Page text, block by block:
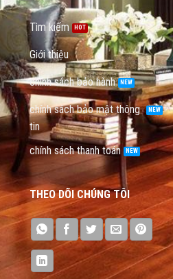
Tìm kiếm
Giới thiệu
chính sách bảo hành
chính sách bảo mật thông
tin
chính sách thanh toán
THEO DÕI CHÚNG TÔI